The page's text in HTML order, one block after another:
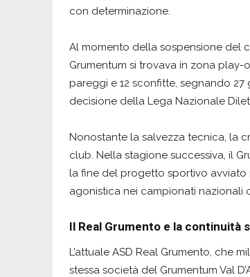
con determinazione.
Al momento della sospensione del
Grumentum si trovava in zona
pareggi e 12 sconfitte, segnando
decisione della Lega Nazionale
Nonostante la salvezza tecnica, la
club. Nella stagione successiva, il
la fine del progetto sportivo avviato
agonistica nei campionati nazionali
Il Real Grumento e la continuità
L’attuale ASD Real Grumento, che
stessa società del Grumentum Val